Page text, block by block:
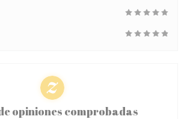
opiniones comprobadas